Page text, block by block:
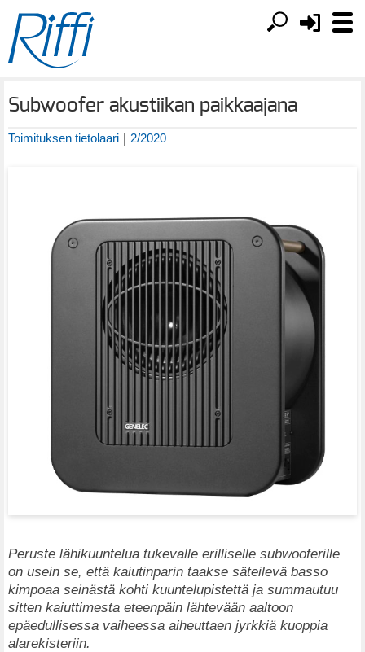
Subwoofer akustiikan paikkaajana
Toimituksen tietolaari | 2/2020
Peruste lähikuuntelua tukevalle erilliselle subwooferille
on usein se, että kaiutinparin taakse säteilevä basso
kimpoaa seinästä kohti kuuntelupistettä ja summautuu
sitten kaiuttimesta eteenpäin lähtevään aaltoon
epäedullisessa vaiheessa aiheuttaen jyrkkiä kuoppia
alarekisteriin.